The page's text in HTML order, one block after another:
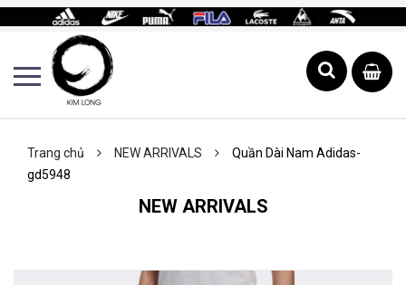
Trang chủ NEW ARRIVALS
Quần Dài Nam Adidas-
gd5948
NEW ARRIVALS